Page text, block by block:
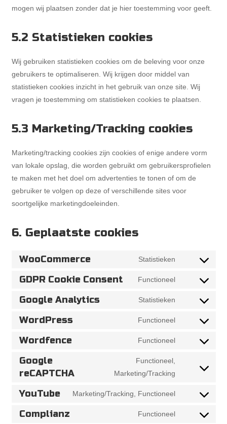
mogen wij plaatsen zonder dat je hier toestemming voor geeft.
5.2 Statistieken cookies
Wij gebruiken statistieken cookies om de beleving voor onze
gebruikers te optimaliseren. Wij krijgen door middel van
statistieken cookies inzicht in het gebruik van onze site. Wij
vragen je toestemming om statistieken cookies te plaatsen.
5.3 Marketing/Tracking cookies
Marketing/tracking cookies zijn cookies of enige andere vorm
van lokale opslag, die worden gebruikt om gebruikersprofielen
te maken met het doel om advertenties te tonen of om de
gebruiker te volgen op deze of verschillende sites voor
soortgelijke marketingdoeleinden.
6. Geplaatste cookies
WooCommerce StatistiekenConsent
service
woocommerce
GDPR Cookie Consent FunctioneelConsent
service
gdpr-
consent
Google Analytics StatistiekenConsent
service
google-
WordPress FunctioneelConsent
service
Wordfence FunctioneelConsent
service
wordfence
Google
reCAPTCHA
Functioneel,
Marketing/Tracking
Consent
to
service
recaptcha
YouTube Marketing/Tracking, FunctioneelConsent
service
Complianz FunctioneelConsent